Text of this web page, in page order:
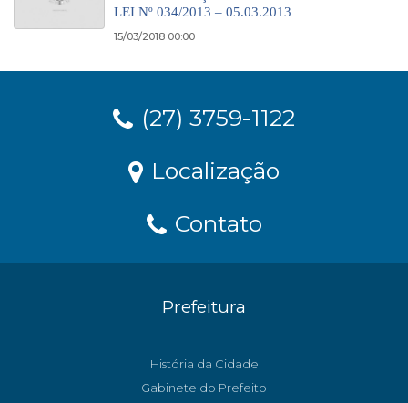
LEI Nº 034/2013 – 05.03.2013
15/03/2018 00:00
(27) 3759-1122
Localização
Contato
Prefeitura
História da Cidade
Gabinete do Prefeito